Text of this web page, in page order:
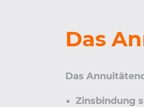
Das
Das
Zinsbindung